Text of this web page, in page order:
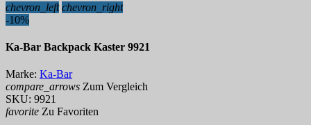
chevron_left chevron_right
-10%
Ka-Bar Backpack Kaster 9921
Marke: Ka-Bar
compare_arrows Zum Vergleich
SKU: 9921
favorite Zu Favoriten